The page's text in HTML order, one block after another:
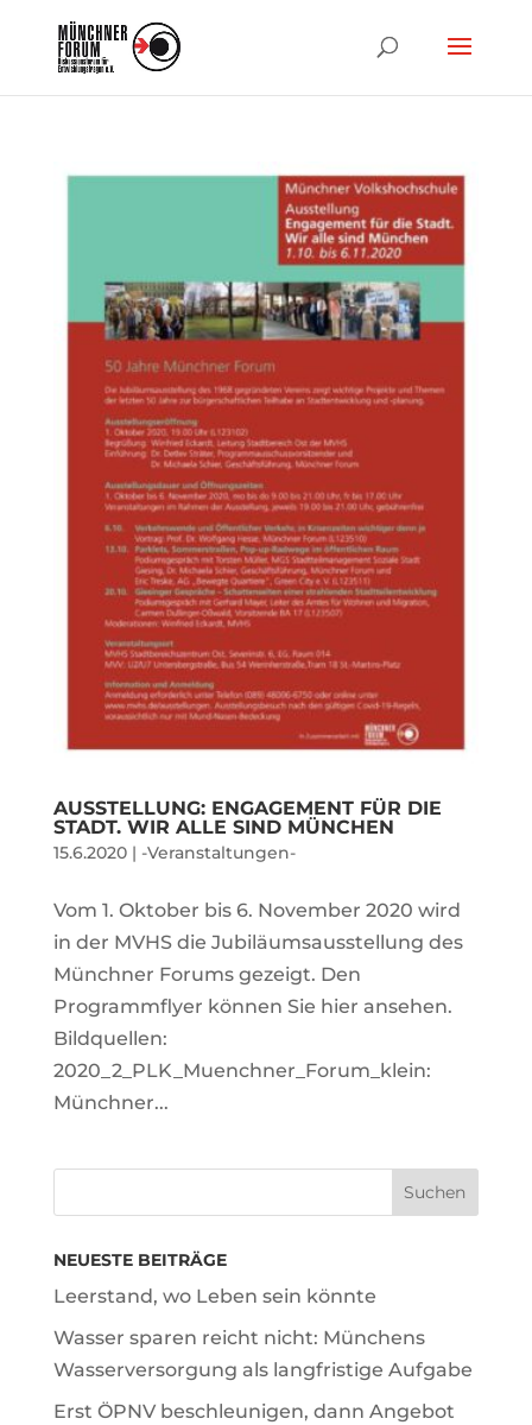
AUSSTELLUNG: ENGAGEMENT FÜR DIE
STADT. WIR ALLE SIND MÜNCHEN
15.6.2020| -Veranstaltungen-
Vom 1. Oktober bis 6. November 2020 wird
in der MVHS die Jubiläumsausstellung des
Münchner Forums gezeigt. Den
Programmflyer können Sie hier ansehen.
Bildquellen:
2020_2_PLK_Muenchner_Forum_klein:
Münchner...
NEUESTE BEITRÄGE
Leerstand, wo Leben sein könnte
Wasser sparen reicht nicht: Münchens
Wasserversorgung als langfristige Aufgabe
Erst ÖPNV beschleunigen, dann Angebot